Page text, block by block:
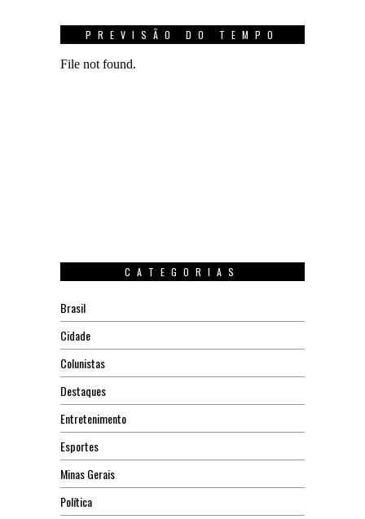
PREVISÃO DO TEMPO
CATEGORIAS
Brasil
Cidade
Colunistas
Destaques
Entretenimento
Esportes
Minas Gerais
Política